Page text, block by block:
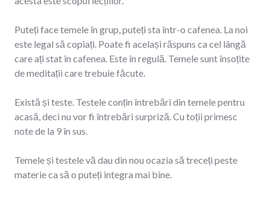
Puteți face temele în grup, puteți sta într-o cafenea. La noi
este legal să copiați. Poate fi același răspuns ca cel lângă
care ați stat în cafenea. Este în regulă. Temele sunt însoțite
de meditații care trebuie făcute.
Există și teste. Testele conțin întrebări din temele pentru
acasă, deci nu vor fi întrebări surpriză. Cu toții primesc
note de la 9 în sus.
Temele și testele vă dau din nou ocazia să treceți peste
materie ca să o puteți integra mai bine.